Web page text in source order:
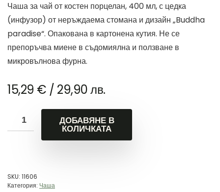
Чаша за чай от костен порцелан, 400 мл, с цедка
(инфузор) от неръждаема стомана и дизайн „Buddha
paradise“. Опакована в картонена кутия. Не се
препоръчва миене в съдомиялна и ползване в
микровълнова фурна.
15,29 € / 29,90 лв.
ДОБАВЯНЕ В
КОЛИЧКАТА
SKU: 11606
Категория: Чаша